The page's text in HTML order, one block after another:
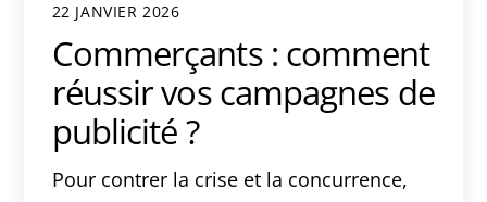
22 JANVIER 2026
Commerçants : comment
réussir vos campagnes de
publicité ?
Pour contrer la crise et la concurrence,